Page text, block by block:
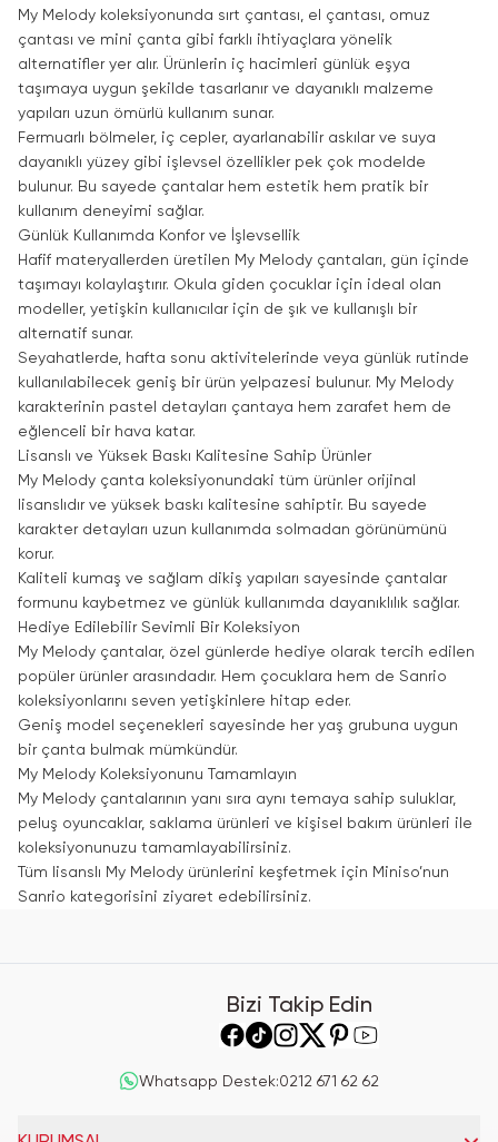
My Melody koleksiyonunda sırt çantası, el çantası, omuz
çantası ve mini çanta gibi farklı ihtiyaçlara yönelik
alternatifler yer alır. Ürünlerin iç hacimleri günlük eşya
taşımaya uygun şekilde tasarlanır ve dayanıklı malzeme
yapıları uzun ömürlü kullanım sunar.
Fermuarlı bölmeler, iç cepler, ayarlanabilir askılar ve suya
dayanıklı yüzey gibi işlevsel özellikler pek çok modelde
bulunur. Bu sayede çantalar hem estetik hem pratik bir
kullanım deneyimi sağlar.
Günlük Kullanımda Konfor ve İşlevsellik
Hafif materyallerden üretilen My Melody çantaları, gün içinde
taşımayı kolaylaştırır. Okula giden çocuklar için ideal olan
modeller, yetişkin kullanıcılar için de şık ve kullanışlı bir
alternatif sunar.
Seyahatlerde, hafta sonu aktivitelerinde veya günlük rutinde
kullanılabilecek geniş bir ürün yelpazesi bulunur. My Melody
karakterinin pastel detayları çantaya hem zarafet hem de
eğlenceli bir hava katar.
Lisanslı ve Yüksek Baskı Kalitesine Sahip Ürünler
My Melody çanta koleksiyonundaki tüm ürünler orijinal
lisanslıdır ve yüksek baskı kalitesine sahiptir. Bu sayede
karakter detayları uzun kullanımda solmadan görünümünü
korur.
Kaliteli kumaş ve sağlam dikiş yapıları sayesinde çantalar
formunu kaybetmez ve günlük kullanımda dayanıklılık sağlar.
Hediye Edilebilir Sevimli Bir Koleksiyon
My Melody çantalar, özel günlerde hediye olarak tercih edilen
popüler ürünler arasındadır. Hem çocuklara hem de Sanrio
koleksiyonlarını seven yetişkinlere hitap eder.
Geniş model seçenekleri sayesinde her yaş grubuna uygun
bir çanta bulmak mümkündür.
My Melody Koleksiyonunu Tamamlayın
My Melody çantalarının yanı sıra aynı temaya sahip suluklar,
peluş oyuncaklar, saklama ürünleri ve kişisel bakım ürünleri ile
koleksiyonunuzu tamamlayabilirsiniz.
Tüm lisanslı My Melody ürünlerini keşfetmek için Miniso’nun
Sanrio kategorisini ziyaret edebilirsiniz.
Bizi Takip Edin
Whatsapp Destek:0212 671 62 62